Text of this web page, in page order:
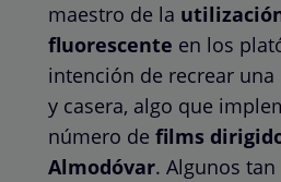
maestro de la
fluorescente en los
intención de recrear
y casera, algo que
número de films
Almodóvar. Algunos